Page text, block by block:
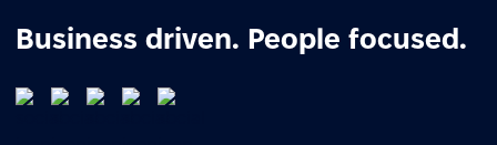
Business driven. People focused.